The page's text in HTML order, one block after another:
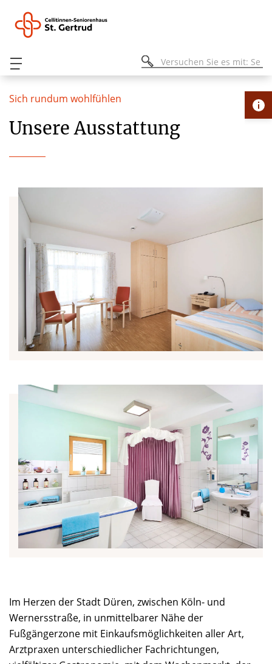
Sich rundum wohlfühlen
Unsere Ausstattung
Im Herzen der Stadt Düren, zwischen Köln- und
Wernersstraße, in unmittelbarer Nähe der
Fußgängerzone mit Einkaufsmöglichkeiten aller Art,
Arztpraxen unterschiedlicher Fachrichtungen,